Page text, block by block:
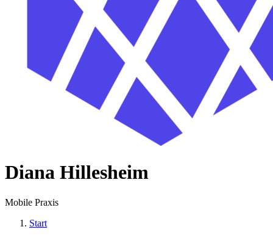
Diana Hillesheim
Mobile Praxis
Start